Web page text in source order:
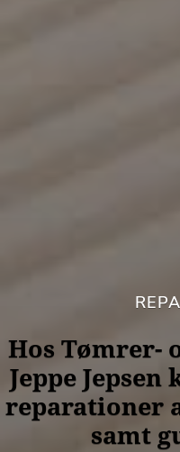
Hos Tømrer-
Jeppe
reparationer
samt